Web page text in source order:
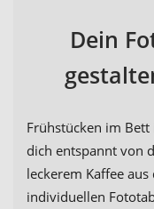
Dein
Frühstücken im
dich entspannt von
leckerem Kaffee
individuellen